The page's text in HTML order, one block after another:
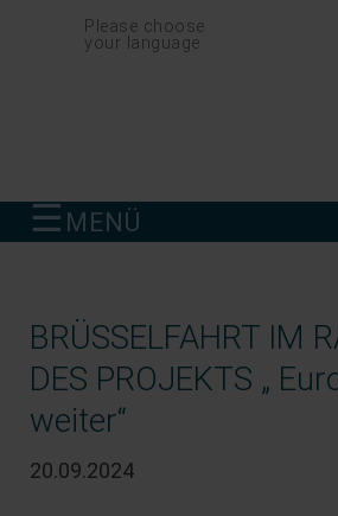
Navigation
überspringenPlease choose
your language
☰ MENÜ
BRÜSSELFAHRT IM
DES PROJEKTS „
weiter“
20.09.2024